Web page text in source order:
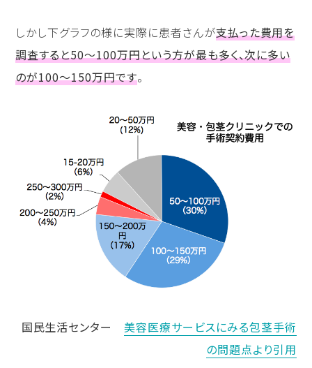
しかし下グラフの様に実際に患者さんが支払った費用を
調査すると50〜100万円という方が最も多く、次に多い
のが100〜150万円です。
国民生活センター美容医療サービスにみる包茎手術
の問題点より引用